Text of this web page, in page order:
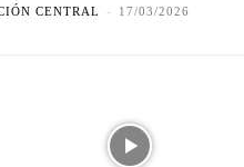
CENTRAL - 17/03/2026